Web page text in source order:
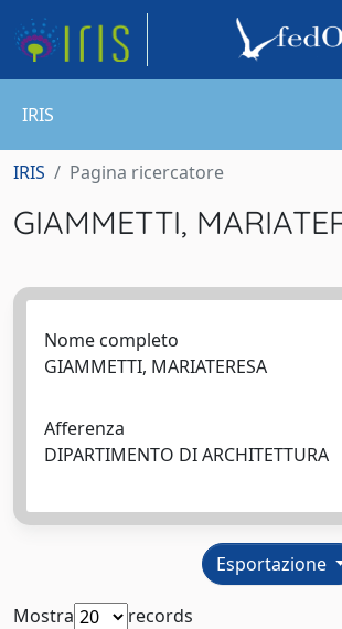
IRIS
IRIS Pagina ricercatore
GIAMMETTI,
Nome completo
GIAMMETTI, MARIATERESA
Afferenza
DIPARTIMENTO DI ARCHITETTURA
Esportazione
Mostra
records